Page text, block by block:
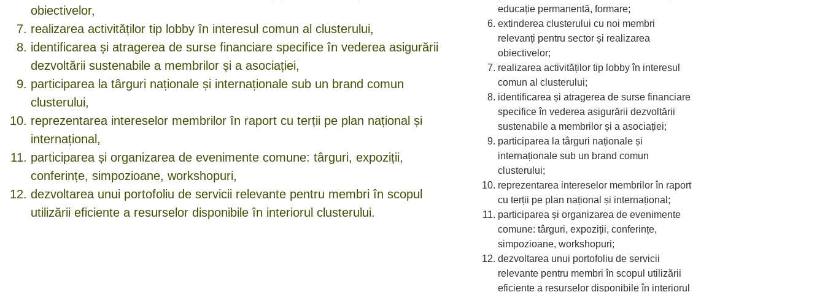
obiectivelor,
realizarea activităților tip lobby în interesul comun al clusterului,
identificarea și atragerea de surse financiare specifice în vederea asigurării
dezvoltării sustenabile a membrilor și a asociației,
participarea la târguri naționale și internaționale sub un brand comun
clusterului,
reprezentarea intereselor membrilor în raport cu terții pe plan național și
internațional,
participarea și organizarea de evenimente comune: târguri, expoziții,
conferințe, simpozioane, workshopuri,
dezvoltarea unui portofoliu de servicii relevante pentru membri în scopul
utilizării eficiente a resurselor disponibile în interiorul clusterului.
educație permanentă, formare;
extinderea clusterului cu noi membri
relevanți pentru sector și realizarea
obiectivelor;
realizarea activităților tip lobby în interesul
comun al clusterului;
identificarea și atragerea de surse financiare
specifice în vederea asigurării dezvoltării
sustenabile a membrilor și a asociației;
participarea la târguri naționale și
internaționale sub un brand comun
clusterului;
reprezentarea intereselor membrilor în raport
cu terții pe plan național și internațional;
participarea și organizarea de evenimente
comune: târguri, expoziții, conferințe,
simpozioane, workshopuri;
dezvoltarea unui portofoliu de servicii
relevante pentru membri în scopul utilizării
eficiente a resurselor disponibile în interiorul